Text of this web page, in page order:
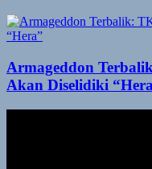
Armageddon
Akan Diselidiki